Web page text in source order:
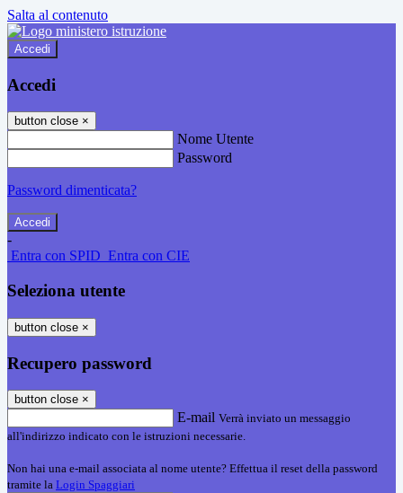
Salta al contenuto
Accedi
Accedi
button close ×
Nome Utente
Password
Password dimenticata?
-
Entra con SPID Entra con CIE
Seleziona utente
button close ×
Recupero password
button close ×
E-mail Verrà inviato un messaggio
all'indirizzo indicato con le istruzioni necessarie.
Non hai una e-mail associata al nome utente? Effettua il reset della password
tramite la Login Spaggiari